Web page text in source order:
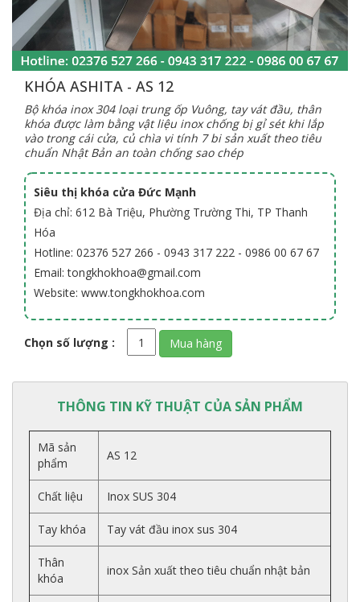
KHÓA ASHITA - AS 12
Bộ khóa inox 304 loại trung ốp Vuông, tay vát đầu, thân
khóa được làm bằng vật liệu inox chống bị gỉ sét khi lắp
vào trong cái cửa, củ chìa vi tính 7 bi sản xuất theo tiêu
chuẩn Nhật Bản an toàn chống sao chép
Siêu thị khóa cửa Đức Mạnh
Địa chỉ: 612 Bà Triệu, Phường Trường Thi, TP Thanh
Hóa
Hotline: 02376 527 266 - 0943 317 222 - 0986 00 67 67
Email: tongkhokhoa@gmail.com
Website: www.tongkhokhoa.com
Chọn số lượng :
THÔNG TIN KỸ THUẬT CỦA SẢN PHẨM
Mã sản
phẩm
AS 12
Chất liệu Inox SUS 304
Tay khóa Tay vát đầu inox sus 304
Thân
khóa
inox Sản xuất theo tiêu chuẩn nhật bản